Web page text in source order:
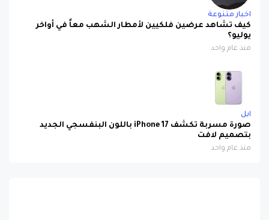
اخبار متنوعة
كيف تشاهد عرضين فلكيين لأمطار الشهب معاً في أواخر
يوليو؟
منذ عام واحد
ابل
صورة مسربة تكشف iPhone 17 باللون البنفسجي الجديد
بتصميم لافت
منذ عام واحد